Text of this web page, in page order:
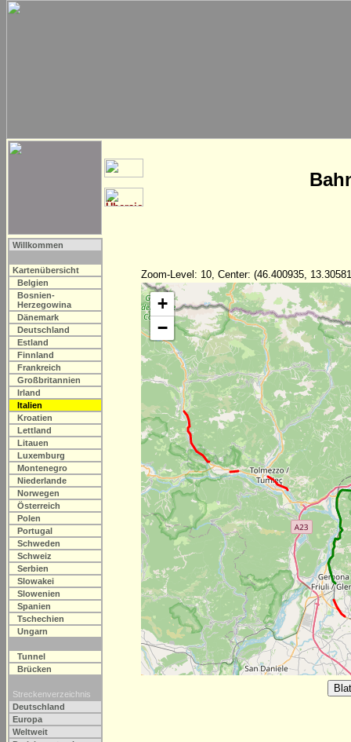
Willkommen
Kartenübersicht
Belgien
Bosnien-
Herzegowina
Dänemark
Deutschland
Estland
Finnland
Frankreich
Großbritannien
Irland
Italien
Kroatien
Lettland
Litauen
Luxemburg
Montenegro
Niederlande
Norwegen
Österreich
Polen
Portugal
Schweden
Schweiz
Serbien
Slowakei
Slowenien
Spanien
Tschechien
Ungarn
Tunnel
Brücken
Streckenverzeichnis
Deutschland
Europa
Weltweit
Zoom-Level: 10, Center: (46.400935,
+
−